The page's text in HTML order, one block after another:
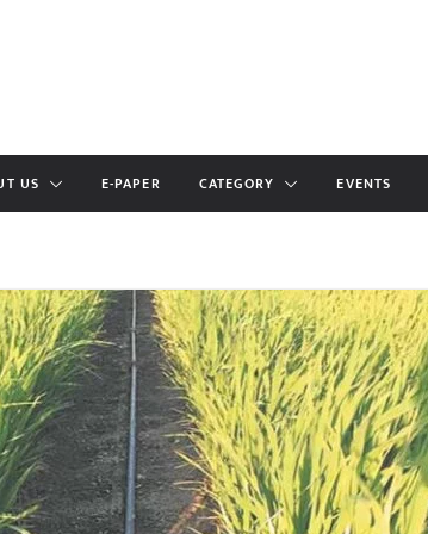
US E-PAPER CATEGORY EVENTS